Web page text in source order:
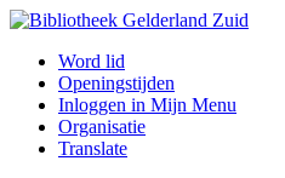
Word lid
Openingstijden
Inloggen in Mijn Menu
Organisatie
Translate